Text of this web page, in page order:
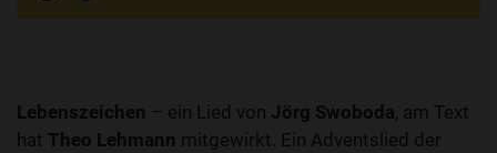
Lebenszeichen – ein Lied von Jörg Swoboda, am Text
hat Theo Lehmann mitgewirkt. Ein Adventslied der